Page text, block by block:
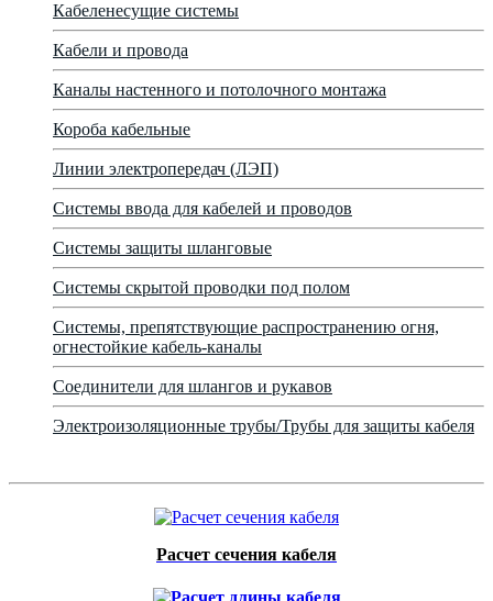
Кабеленесущие системы
Кабели и провода
Каналы настенного и потолочного монтажа
Короба кабельные
Линии электропередач (ЛЭП)
Системы ввода для кабелей и проводов
Системы защиты шланговые
Системы скрытой проводки под полом
Системы, препятствующие распространению огня,
огнестойкие кабель-каналы
Соединители для шлангов и рукавов
Электроизоляционные трубы/Трубы для защиты кабеля
Расчет сечения кабеля